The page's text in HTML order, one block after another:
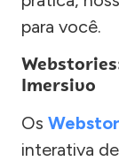
para você.
Imersivo
Os
interativa